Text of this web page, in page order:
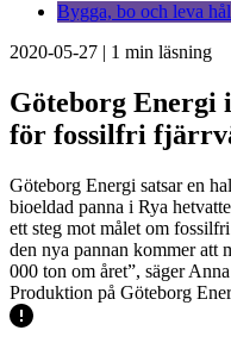
Bygga, bo och leva
2020-05-27 | 1 min läsning
Göteborg
för fossilfri
Göteborg Energi satsar en
bioeldad panna i Rya
ett steg mot målet om
den nya pannan kommer att
000 ton om året”, säger
Produktion på Göteborg